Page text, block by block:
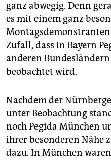
ganz abwegig. Denn
es mit einem ganz
Montagsdemonstranten
Zufall, dass in Bayern
anderen
beobachtet wird.
Nachdem der
unter Beobachtung
noch Pegida München
ihrer besonderen Nähe
dazu. In München